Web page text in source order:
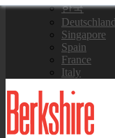
한국
Deutschland
Singapore
Spain
France
Italy